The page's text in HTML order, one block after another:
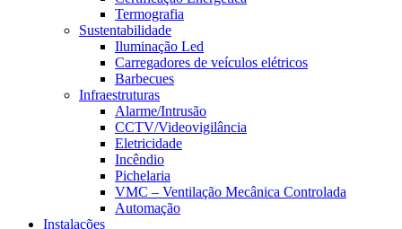
Termografia
Sustentabilidade
Iluminação Led
Carregadores de veículos elétricos
Barbecues
Infraestruturas
Alarme/Intrusão
CCTV/Videovigilância
Eletricidade
Incêndio
Pichelaria
VMC – Ventilação Mecânica Controlada
Automação
Instalações